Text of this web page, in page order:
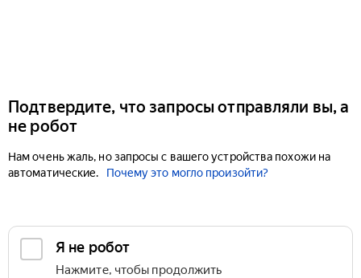
Подтвердите, что запросы отправляли вы, а
не робот
Нам очень жаль, но запросы с вашего устройства похожи на
автоматические.
Почему это могло произойти?